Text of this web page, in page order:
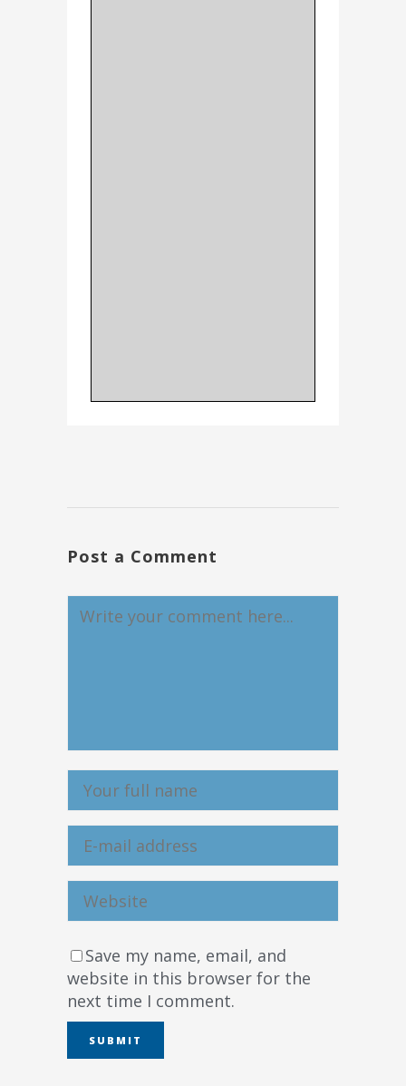
Post a Comment
Save my name, email, and
website in this browser for the
next time I comment.